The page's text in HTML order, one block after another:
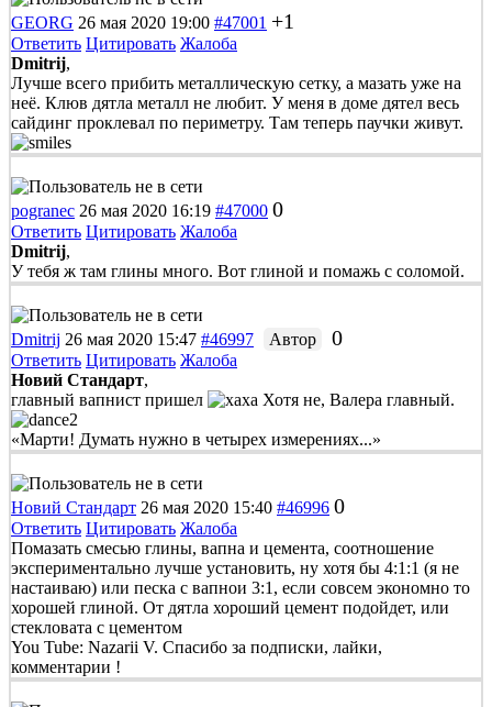
GEORG 26 мая 2020 19:00 #47001 +1
Ответить Цитировать Жалоба
Dmitrij,
Лучше всего прибить металлическую сетку, а мазать уже на
неё. Клюв дятла металл не любит. У меня в доме дятел весь
сайдинг проклевал по периметру. Там теперь паучки живут.
pogranec 26 мая 2020 16:19 #47000 0
Ответить Цитировать Жалоба
Dmitrij,
У тебя ж там глины много. Вот глиной и помажь с соломой.
Dmitrij 26 мая 2020 15:47 #46997 Автор 0
Ответить Цитировать Жалоба
Новий Стандарт,
главный вапнист пришел
Хотя не, Валера главный.
«Марти! Думать нужно в четырех измерениях...»
Новий Стандарт 26 мая 2020 15:40 #46996 0
Ответить Цитировать Жалоба
Помазать смесью глины, вапна и цемента, соотношение
экспериментально лучше установить, ну хотя бы 4:1:1 (я не
настаиваю) или песка с вапнои 3:1, если совсем экономно то
хорошей глиной. От дятла хороший цемент подойдет, или
стекловата с цементом
You Tube: Nazarii V. Спасибо за подписки, лайки,
комментарии !